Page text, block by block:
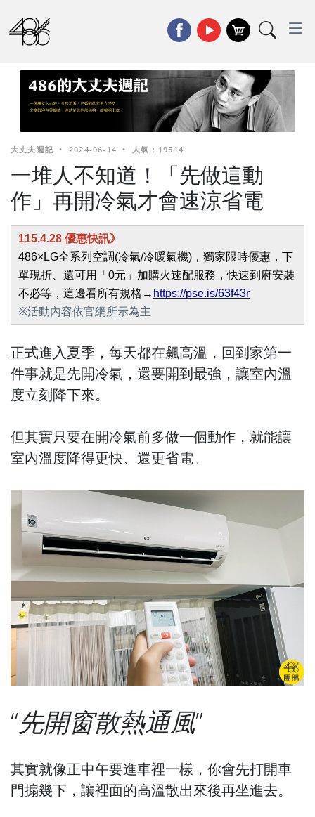
大丈夫週記 • 2024-06-14 • 人氣 : 19514
一堆人不知道！「先做這動
作」再開冷氣才會速涼省電
115.4.28 優惠快訊》
486×LG全系列空調(冷氣/冷暖氣機)，獨家限時優惠，下
單現折、還可用「0元」加購火速配服務，快速到府安裝
不必等，這邊看所有規格→ https://pse.is/63f43r
※活動內容依官網所示為主
正式進入夏季，每天都在飆高溫，回到家第一
件事就是先開冷氣，還要開到最強，讓室內溫
度立刻降下來。
但其實只要在開冷氣前多做一個動作，就能讓
室內溫度降得更快、還更省電。
先開窗散熱通風
其實就像正中午要進車裡一樣，你會先打開車
門搧幾下，讓裡面的高溫散出來後再坐進去。